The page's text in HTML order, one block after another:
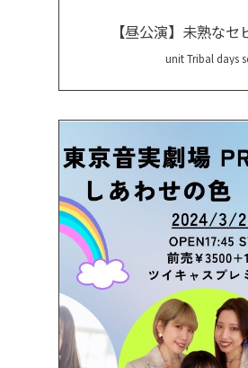
【昼公演】未熟な
unit Tribal days